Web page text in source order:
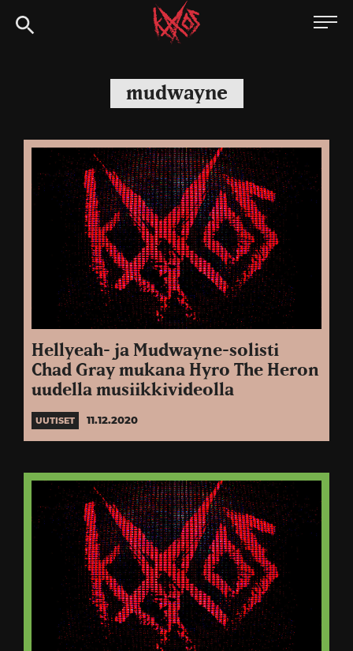
Siirry
suoraan
Kaaoszine
mudwayne
Hellyeah- ja Mudwayne-solisti
Chad Gray mukana Hyro The Heron
uudella musiikkivideolla
UUTISET 11.12.2020